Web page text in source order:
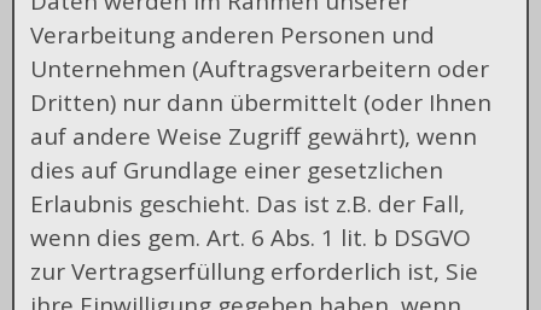
Verarbeitung anderen Personen und
Unternehmen (Auftragsverarbeitern oder
Dritten) nur dann übermittelt (oder Ihnen
auf andere Weise Zugriff gewährt), wenn
dies auf Grundlage einer gesetzlichen
Erlaubnis geschieht. Das ist z.B. der Fall,
wenn dies gem. Art. 6 Abs. 1 lit. b DSGVO
zur Vertragserfüllung erforderlich ist, Sie